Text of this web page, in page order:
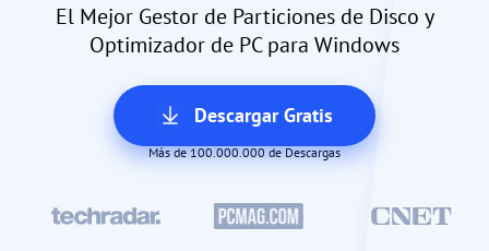
El Mejor Gestor de Particiones de Disco y
Optimizador de PC para Windows
Descargar Gratis
Más de 100.000.000 de Descargas